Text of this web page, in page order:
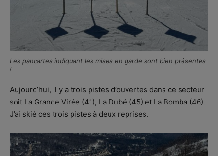
Les pancartes indiquant les mises en garde sont bien présentes
!
Aujourd’hui, il y a trois pistes d’ouvertes dans ce secteur
soit La Grande Virée (41), La Dubé (45) et La Bomba (46).
J’ai skié ces trois pistes à deux reprises.